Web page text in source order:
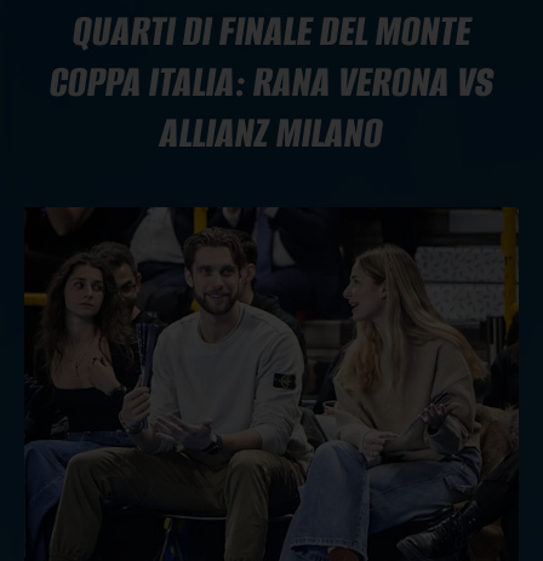
QUARTI DI FINALE DEL MONTE
COPPA ITALIA: RANA VERONA VS
ALLIANZ MILANO